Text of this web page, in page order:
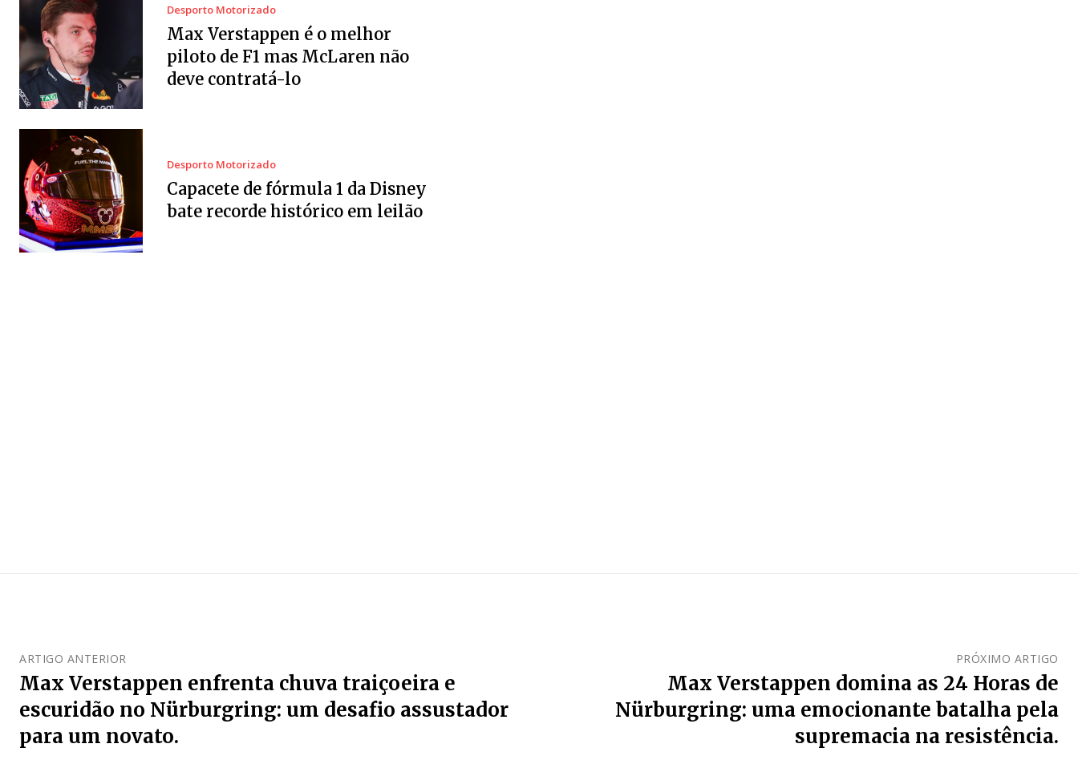
Desporto Motorizado
Max Verstappen é o melhor
piloto de F1 mas McLaren não
deve contratá-lo
Desporto Motorizado
Capacete de fórmula 1 da Disney
bate recorde histórico em leilão
ARTIGO ANTERIOR
Max Verstappen enfrenta chuva traiçoeira e
escuridão no Nürburgring: um desafio assustador
para um novato.
PRÓXIMO ARTIGO
Max Verstappen domina as 24 Horas de
Nürburgring: uma emocionante batalha pela
supremacia na resistência.